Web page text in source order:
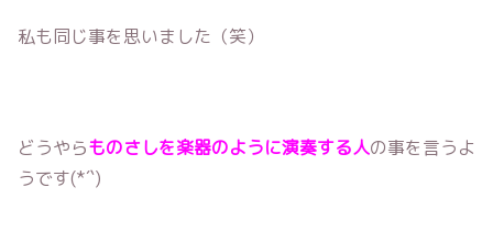
私も同じ事を思いました（笑）
どうやらものさしを楽器のように演奏する人の事を言うよ
うです(*´`)